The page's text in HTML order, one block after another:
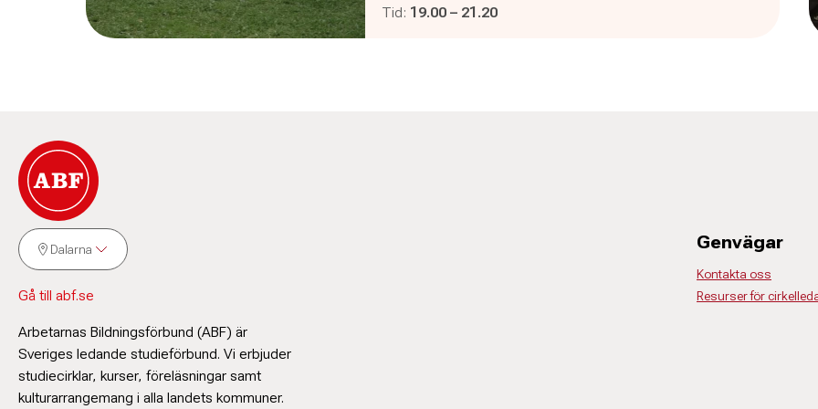
Tid: Pågår mellan
19.00 – och
21.20
Dalarna
Gå till abf.se
Arbetarnas Bildningsförbund (ABF) är
Sveriges ledande studieförbund. Vi erbjuder
studiecirklar, kurser, föreläsningar samt
kulturarrangemang i alla landets kommuner.
Genvägar
Kontakta oss
Resurser för